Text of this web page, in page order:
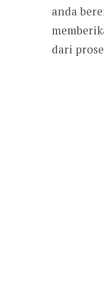
anda
dari